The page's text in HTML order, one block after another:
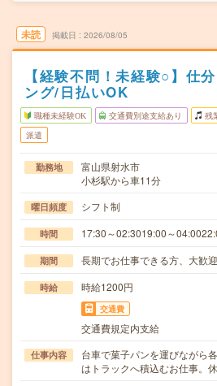
未読 掲載日 2026/08/05
【経験不問！未経験○】仕
ング/日払いOK
職種未経験OK 交通費別途支給あり 残
派遣
勤務地
富山県射水市
小杉駅から車11分
曜日頻度 シフト制
時間 17:30～02:3019:00～
期間 長期でお仕事できる方、大歓迎
時給 時給1200円
交通費
交通費規定内支給
仕事内容
台車で菓子パンを運びながら
はトラックへ積込むお仕事。